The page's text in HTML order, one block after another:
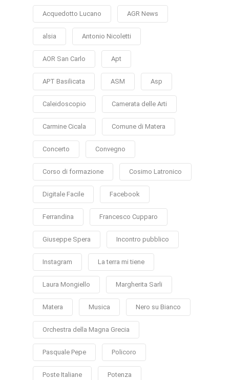
Acquedotto Lucano AGR News
alsia Antonio Nicoletti
AOR San Carlo Apt
APT Basilicata ASM Asp
Caleidoscopio Camerata delle Arti
Carmine Cicala Comune di Matera
Concerto Convegno
Corso di formazione Cosimo Latronico
Digitale Facile Facebook
Ferrandina Francesco Cupparo
Giuseppe Spera Incontro pubblico
Instagram La terra mi tiene
Laura Mongiello Margherita Sarli
Matera Musica Nero su Bianco
Orchestra della Magna Grecia
Pasquale Pepe Policoro
Poste Italiane Potenza